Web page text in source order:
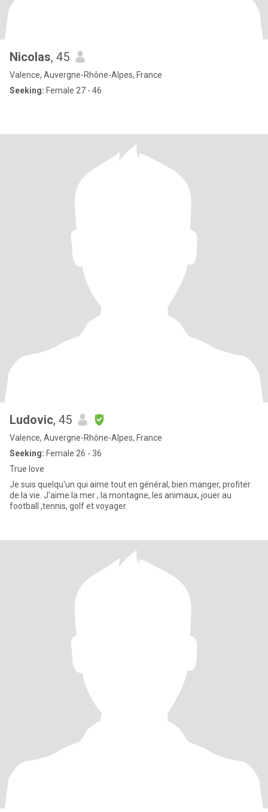
Nicolas, 45
Valence, Auvergne-Rhône-Alpes, France
Seeking: Female 27 - 46
Ludovic, 45
Valence, Auvergne-Rhône-Alpes, France
Seeking: Female 26 - 36
True love
Je suis quelqu'un qui aime tout en général, bien manger, profiter
de la vie. J'aime la mer , la montagne, les animaux, jouer au
football ,tennis, golf et voyager.